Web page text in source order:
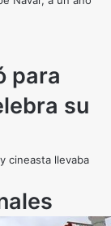
para
su
cineasta llevaba